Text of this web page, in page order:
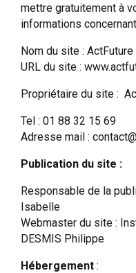
mettre gratuitement à
informations
Nom du site : ActFuture
URL du site :
Propriétaire du site :
Tel : 01 88 32 15 69
Adresse mail :
Publication du site :
Responsable de la
Isabelle
Webmaster du site :
DESMIS Philippe
Hébergement :